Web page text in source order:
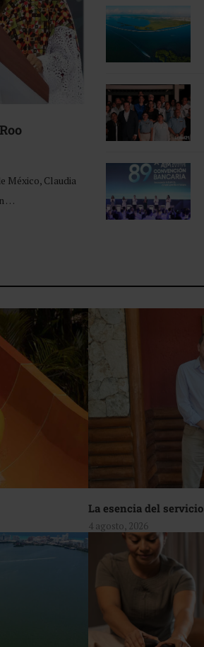
México, Claudia
…
La esencia del servicio
4 agosto, 2026